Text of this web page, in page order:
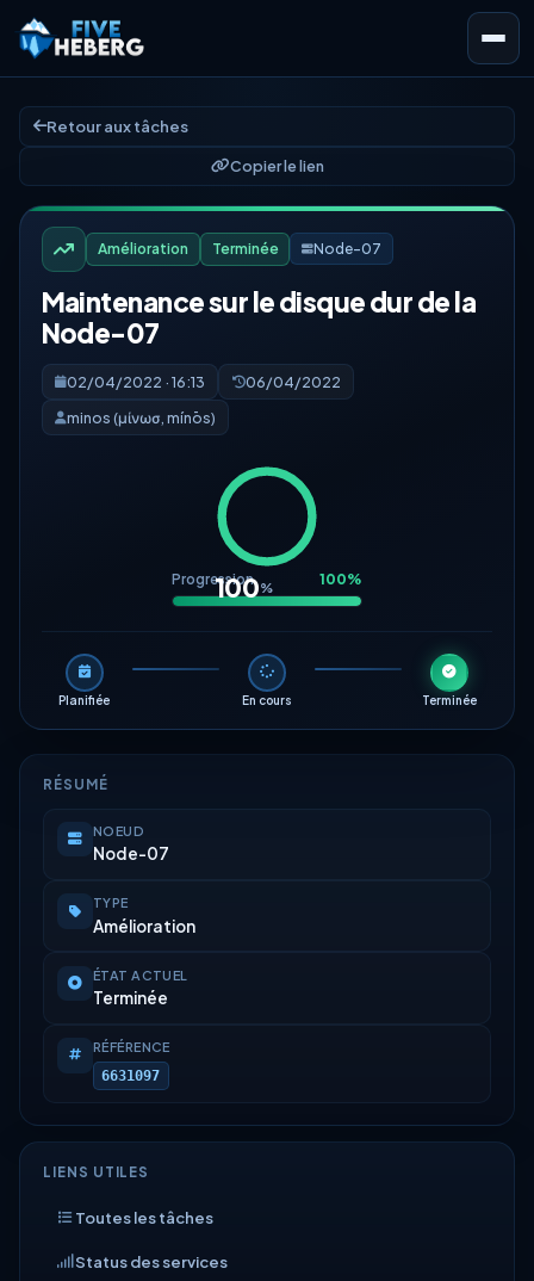
Retour aux tâches
Copier le lien
Amélioration Terminée Node-07
Maintenance sur le disque dur de la
Node-07
02/04/2022 · 16:13
06/04/2022
minos (μίνωσ, mínōs)
100%
Progression 100%
Planifiée En cours Terminée
RÉSUMÉ
NOEUD
Node-07
TYPE
Amélioration
ÉTAT ACTUEL
Terminée
RÉFÉRENCE
6631097
LIENS UTILES
Toutes les tâches
Status des services